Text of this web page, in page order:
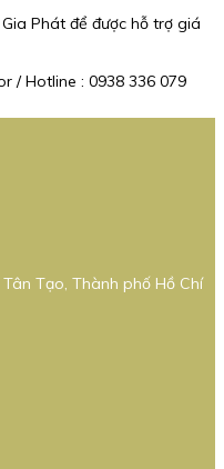
Phát để được hỗ trợ giá
/ Hotline : 0938 336 079
Tạo, Thành phố Hồ Chí